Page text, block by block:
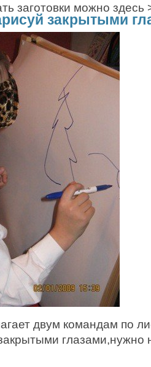
заготовки можно здесь
закрытыми
двум командам по
глазами,нужно